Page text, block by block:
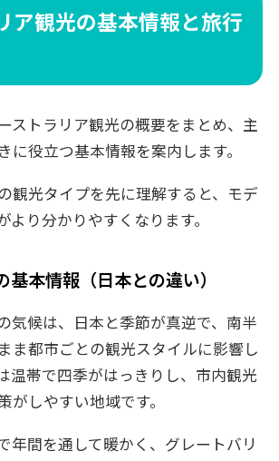
成田・羽田→ケアンズ
ケアンズ→グレートバリアリーフ
シドニー市内観光
ブルーマウンテンズ日帰り観光
シドニー→帰国
デルコース
シドニー市内観光
シドニー→ケアンズ
グレートバリアリーフ→帰国
デルコース
ア観光の基本情報と旅行
ストラリア観光の概要をまとめ、主
に役立つ基本情報を案内します。
観光タイプを先に理解すると、モデ
より分かりやすくなります。
基本情報（日本との違い）
気候は、日本と季節が真逆で、南半
ま都市ごとの観光スタイルに影響し
温帯で四季がはっきりし、市内観光
がしやすい地域です。
年間を通して暖かく、グレートバリ